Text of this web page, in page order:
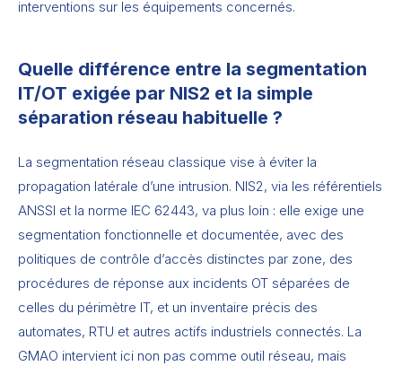
interventions sur les équipements concernés.
Quelle différence entre la segmentation
IT/OT exigée par NIS2 et la simple
séparation réseau habituelle ?
La segmentation réseau classique vise à éviter la
propagation latérale d’une intrusion. NIS2, via les référentiels
ANSSI et la norme IEC 62443, va plus loin : elle exige une
segmentation fonctionnelle et documentée, avec des
politiques de contrôle d’accès distinctes par zone, des
procédures de réponse aux incidents OT séparées de
celles du périmètre IT, et un inventaire précis des
automates, RTU et autres actifs industriels connectés. La
GMAO intervient ici non pas comme outil réseau, mais